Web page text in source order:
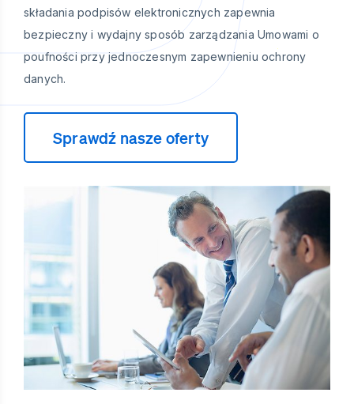
składania podpisów elektronicznych zapewnia
bezpieczny i wydajny sposób zarządzania Umowami o
poufności przy jednoczesnym zapewnieniu ochrony
danych.
Sprawdź nasze oferty